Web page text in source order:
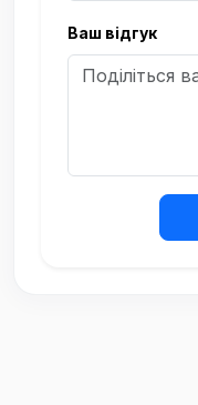
Ваш відгук